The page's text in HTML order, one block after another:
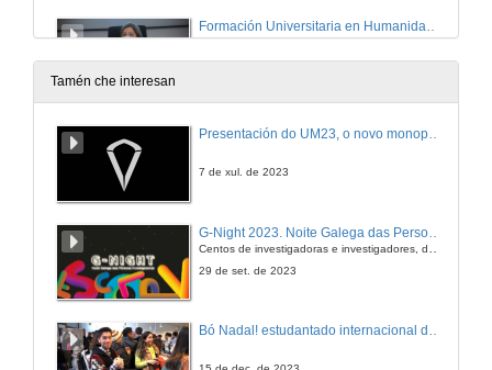
Formación Universitaria en Humanidades - Necesidades da empresa privada
21 de set. de 2020
Peche do acto
Tamén che interesan
Presentación do UM23, o novo monopraza de UVigo Motorsport
7 de xul. de 2023
Centos de investigadoras e investigadores, decenas de actividades e sete cidades
29 de set. de 2023
Bó Nadal! estudantado internacional da Universidade de Vigo